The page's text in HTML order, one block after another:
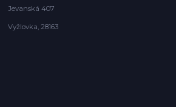
Jevanská 407
Vyžlovka, 28163